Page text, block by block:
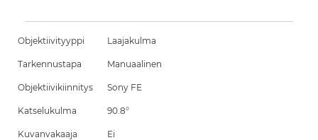
Objektiivityyppi Laajakulma
Tarkennustapa Manuaalinen
Objektiivikiinnitys Sony FE
Katselukulma 90.8°
Kuvanvakaaja Ei